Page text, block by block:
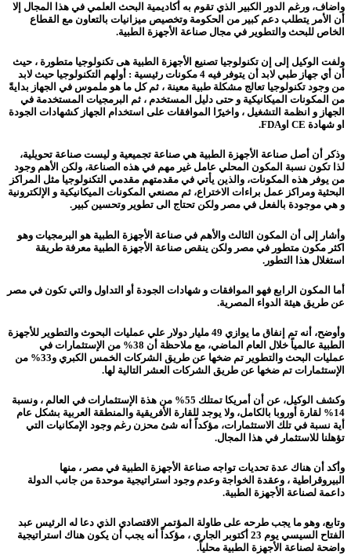
واضاف، ورغم الدور الكبير الذي تقوم به أكاديمية البحث العلمي في هذا المجال إلا
أن الأمر يتطلب دعم كبير من الحكومة وتخصيص ميزانيات بالتعاون مع القطاع
الخاص للبحث والتطوير في مجال صناعة الأجهزة الطبية.
ولفت الوكيل إلى إن تكنولوجيا تصنيع الأجهزة الطبية هى تكنولوجيا متطورة ، حيث
أن أي جهاز طبي لابد أن يتوفر فيه 4 مكونات رئيسية : أولهم التكنولوجيا حيث لابد
من وجود تكنولوجيا تعالج مشكلة طبية معينة ، ثم كل ما هو ملموس في الجهاز بدايةً
من المكونات الميكانيكية و حتى دليل المستخدم ، ثم البرمجيات المستخدمة في
الجهاز و انظمة التشغيل ، واخيرًا الموافقات على استخدام الجهاز كشهادات الجودة
او شهادة CE اوFDA.
وذكر أن أصل صناعة الأجهزة الطبية هي صناعة تجميعية و ليست صناعة تحويلية،
لذا تكون نسبة المكون المحلي عامل غير مهم في هذه الصناعة، ولكن الأهم وجود
من يوفر هذه المكونات، والذين يأتي في مقدمتهم مقدمي التكنولوجيا مثل المراكز
البحثية ومراكز عمل براءات الاختراع، ثم مصنعي المكونات الميكانيكية و الإلكترونية
و هي موجودة بالفعل في مصر ولكن تحتاج الى تطوير وتحسين كبير.
وأشار إلى أن المكون الثالث والأهم في صناعة الأجهزة الطبية هو البرمجيات وهو
اكثر مكون متطور في مصر ولكن ينقص صناعة الأجهزة الطبية معرفة طريقة
استغلال هذا التطور.
أما المكون الرابع فهو الموافقات و شهادات الجودة أو التداول والتي تكون في مصر
عن طريق هيئة الدواء المصرية.
وأوضح، أنه تم إنفاق ما يوازي 49 مليار دولار علي عمليات البحوث والتطوير للأجهزة
الطبية عالمياً خلال العام الماضي، مع ملاحظة أن 38% من الإستثمارات في
عمليات البحث والتطوير تم ضخها عن طريق الشركات الخمس الكبري و33% من
الإستثمارات تم ضخها عن طريق الشركات العشر التالية لها.
وكشف الوكيل، عن أن أمريكا تمتلك 55% من هذة الإستثمارات في العالم ، ونسبة
14% لقارة أوروبا بالكامل، ولا يوجد للقارة الأفريقية والمنطقة العربية بشكل عام
أية نسبة في تلك الاستثمارات، مؤكداً أنه شئ محزن رغم وجود الإمكانيات التي
تؤهلنا للاستثمار في هذا المجال.
وأكد أن هناك عدة تحديات تواجه صناعة الأجهزة الطبية في مصر ، منها
البيروقراطية ، وعقدة الخواجة وعدم وجود استراتيجية موحدة من جانب الدولة
داعمة لصناعة الأجهزة الطبية.
وتابع، وهو ما يجب طرحه على طاولة المؤتمر الاقتصادي الذي دعا له الرئيس عبد
الفتاح السيسي يوم 23 أكتوبر الجاري ، مؤكداً أنه يجب أن يكون هناك استراتيجية
واضحة لصناعة الأجهزة الطبية محلياً.